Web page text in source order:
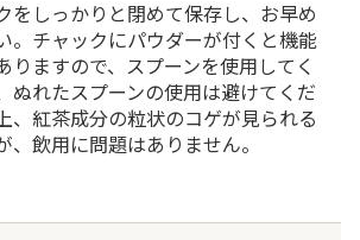
をしっかりと閉めて保存し、お早め
。チャックにパウダーが付くと機能
りますので、スプーンを使用してく
ぬれたスプーンの使用は避けてくだ
、紅茶成分の粒状のコゲが見られる
、飲用に問題はありません。